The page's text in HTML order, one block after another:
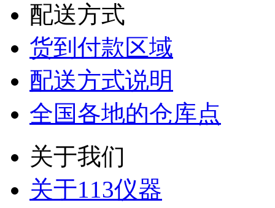
配送方式
货到付款区域
配送方式说明
全国各地的仓库点
关于我们
关于113仪器